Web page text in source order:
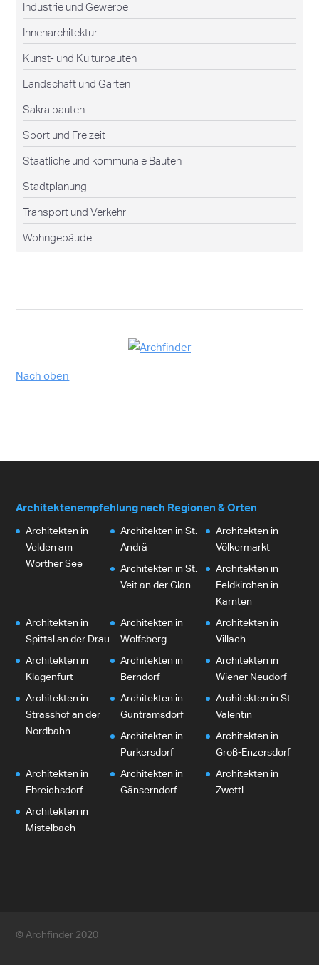
Industrie und Gewerbe
Innenarchitektur
Kunst- und Kulturbauten
Landschaft und Garten
Sakralbauten
Sport und Freizeit
Staatliche und kommunale Bauten
Stadtplanung
Transport und Verkehr
Wohngebäude
Nach oben
Architektenempfehlung nach Regionen & Orten
Architekten in
Velden am
Wörther See
Architekten in St.
Andrä
Architekten in
Völkermarkt
Architekten in St.
Veit an der Glan
Architekten in
Feldkirchen in
Kärnten
Architekten in
Spittal an der Drau
Architekten in
Wolfsberg
Architekten in
Villach
Architekten in
Klagenfurt
Architekten in
Berndorf
Architekten in
Wiener Neudorf
Architekten in
Strasshof an der
Nordbahn
Architekten in
Guntramsdorf
Architekten in St.
Valentin
Architekten in
Purkersdorf
Architekten in
Groß-Enzersdorf
Architekten in
Ebreichsdorf
Architekten in
Gänserndorf
Architekten in
Zwettl
Architekten in
Mistelbach
© Archfinder 2020